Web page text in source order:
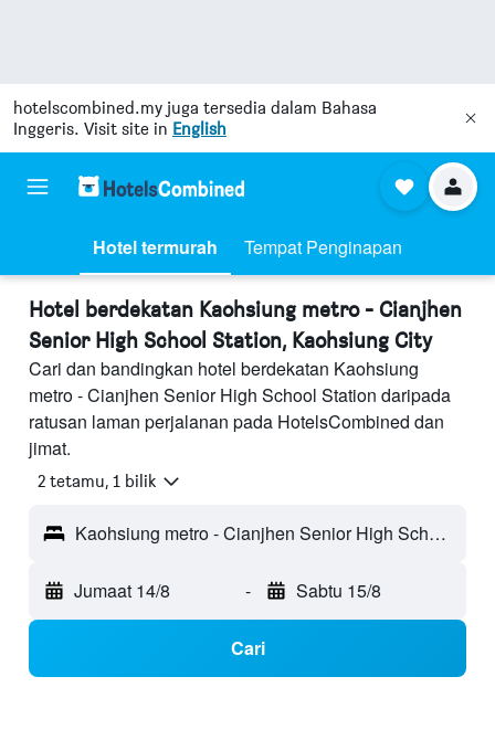
hotelscombined.my juga tersedia dalam Bahasa
Inggeris. Visit site in English
Hotel termurah Tempat Penginapan
Hotel berdekatan Kaohsiung metro - Cianjhen
Senior High School Station, Kaohsiung City
Cari dan bandingkan hotel berdekatan Kaohsiung
metro - Cianjhen Senior High School Station daripada
ratusan laman perjalanan pada HotelsCombined dan
jimat.
2 tetamu, 1 bilik
Kaohsiung metro - Cianjhen Senior High School Station - Kaohsiung City, Taiwan
Jumaat 14/8 - Sabtu 15/8
Cari